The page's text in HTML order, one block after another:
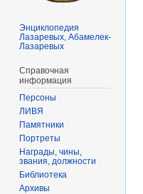
Энциклопедия
Лазаревых, Абамелек-
Лазаревых
Справочная
информация
Персоны
ЛИВЯ
Памятники
Портреты
Награды, чины,
звания, должности
Библиотека
Архивы